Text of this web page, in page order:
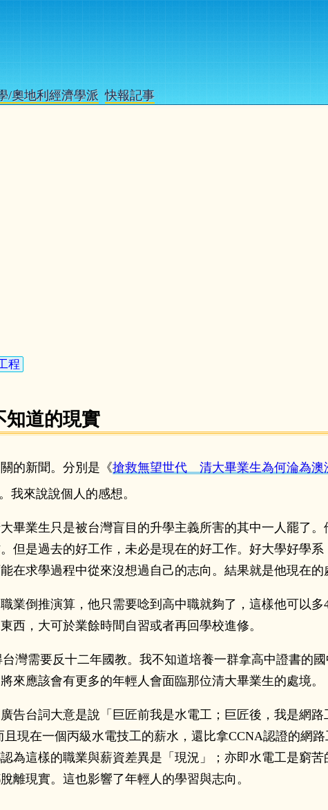
/奧地利經濟學派 快報記事
程
知道的現實
的新聞。分別是《搶救無望世代 清大畢業生為何淪為澳
我來說說個人的感想。
畢業生只是被台灣盲目的升學主義所害的其中一人罷了
但是過去的好工作，未必是現在的好工作。好大學好學
在求學過程中從來沒想過自己的志向。結果就是他現在的
業倒推演算，他只需要唸到高中職就夠了，這樣他可以
西，大可於業餘時間自習或者再回學校進修。
灣需要反十二年國教。我不知道培養一群拿高中證書的
來應該會有更多的年輕人會面臨那位清大畢業生的處境。
告台詞大意是說「巨匠前我是水電工；巨匠後，我是網
且現在一個丙級水電技工的薪水，還比拿CCNA認證的網
為這樣的職業與薪資差異是「現況」；亦即水電工是窮
離現實。這也影響了年輕人的學習與志向。